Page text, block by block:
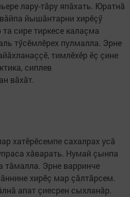
лару-тăру япăхать. Юратнă
йышăнтарни хирӗçӳ
сире тиркесе калаçма
тӳсӗмлӗрех пулмалла. Эрне
тимлӗхӗр ӗç çине
сиплев
вăхăт.
хатӗрӗсемпе сахалрах усă
хăварать. Нумай çынпа
тăмалла. Эрне варринче
хирӗç мар çăлтăрсем.
апат çиесрен сыхланăр.